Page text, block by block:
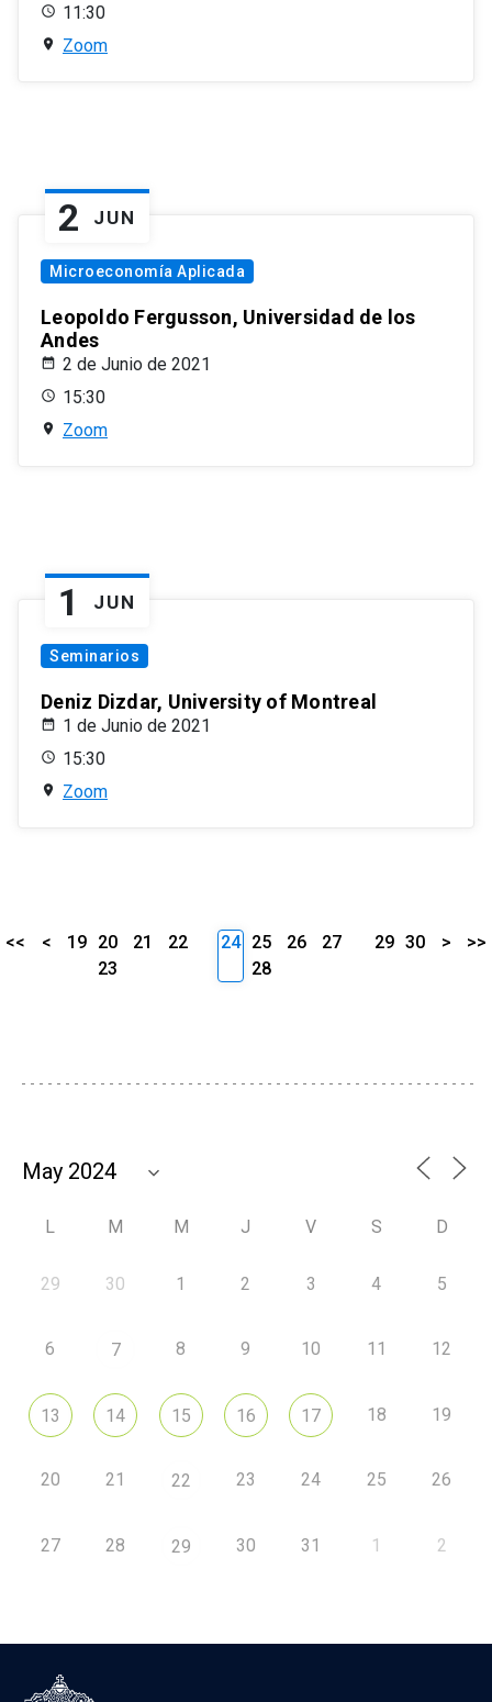
11:30
Zoom
2 JUN
Microeconomía Aplicada
Leopoldo Fergusson, Universidad de los
Andes
2 de Junio de 2021
15:30
Zoom
1 JUN
Seminarios
Deniz Dizdar, University of Montreal
1 de Junio de 2021
15:30
Zoom
<< < 19 20 21
22
23
24 25 26
27
28
29 30 > >>
L M M J V S D
29 30 1 2 3 4 5
6 7 8 9 10 11 12
13 14 15 16 17 18 19
20 21 22 23 24 25 26
27 28 29 30 31 1 2